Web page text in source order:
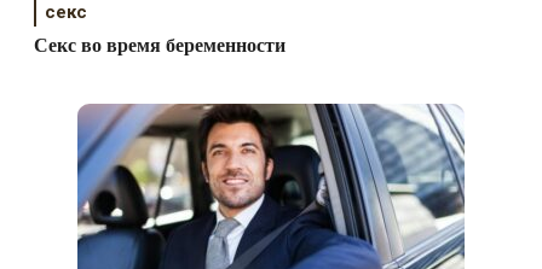
секс
Секс во время беременности